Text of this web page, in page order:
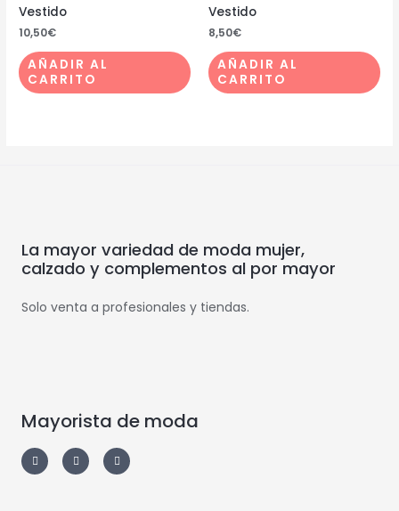
Vestido
10,50€
AÑADIR AL
CARRITO
Vestido
8,50€
AÑADIR AL
CARRITO
La mayor variedad de moda mujer,
calzado y complementos al por mayor
Solo venta a profesionales y tiendas.
Mayorista de moda